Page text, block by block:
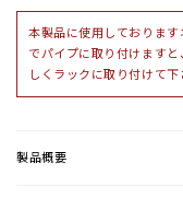
本製品に使用しておりま
でパイプに取り付けます
しくラックに取り付けて下
製品概要